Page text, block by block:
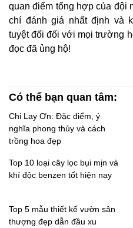
quan điểm tổng hợp của đội
chí đánh giá nhất định và
tuyệt đối đối với mọi trường
đọc đã ủng hộ!
Có thể bạn quan tâm:
Chi Lay Ơn: Đặc điểm, ý
nghĩa phong thủy và cách
trồng hoa đẹp
Top 10 loại cây lọc bụi mịn và
khí độc benzen tốt hiện nay
Top 5 mẫu thiết kế vườn sân
thượng đẹp dẫn đầu xu